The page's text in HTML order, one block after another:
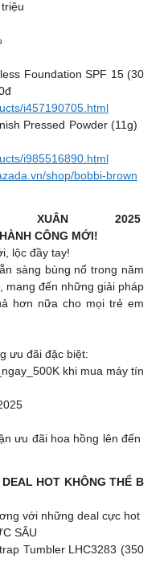
Foundation SPF 15 (30
i457190705.html
Pressed Powder (11g)
i985516890.html
shop/bobbi-brown
2025
CÔNG MỚI!
lộc đầy tay!
sàng bùng nổ trong năm
mang đến những giải pháp
hơn nữa cho mọi trẻ em
ưu đãi đặc biệt:
khi mua máy tín
ưu đãi hoa hồng lên đến
HOT KHÔNG THỂ B
với những deal cực hot
SÂU
Tumbler LHC3283 (350